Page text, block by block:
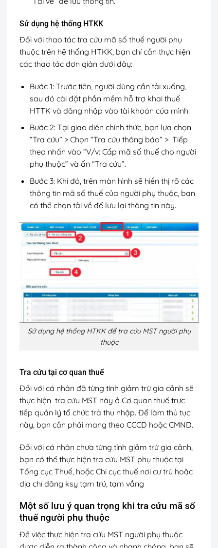
Sử dụng hệ thống HTKK
Đối với thao tác tra cứu mã số thuế người phụ
thuộc trên hệ thống HTKK, bạn chỉ cần thực hiện
các thao tác đơn giản dưới đây:
Bước 1: Trước tiên, người dùng cần tải xuống,
sau đó cài đặt phần mềm hỗ trợ khai thuế
HTTK và đăng nhập vào tài khoản của mình.
Bước 2: Tại giao diện chính thức, bạn lựa chọn
“Tra cứu” > Chọn “Tra cứu thông báo” > Tiếp
theo nhấn vào “V/v: Cấp mã số thuế cho người
phụ thuộc” và ấn “Tra cứu”.
Bước 3: Khi đó, trên màn hình sẽ hiển thị rõ các
thông tin mã số thuế của người phụ thuộc, bạn
có thể chọn tải về để lưu lại thông tin này.
Sử dụng hệ thống HTKK để tra cứu MST người phụ
thuộc
Tra cứu tại cơ quan thuế
Đối với cá nhân đã từng tính giảm trừ gia cảnh sẽ
thực hiện tra cứu MST này ở Cơ quan thuế trực
tiếp quản lý tổ chức trả thu nhập. Để làm thủ tục
này, bạn cần phải mang theo CCCD hoặc CMND.
Đối với cá nhân chưa từng tính giảm trừ gia cảnh,
bạn có thể thực hiện tra cứu MST phụ thuộc tại
Tổng cục Thuế, hoặc Chi cục thuế nơi cư trú hoặc
địa chỉ đăng ksy tạm trú, tạm vắng
Một số lưu ý quan trọng khi tra cứu mã số
thuế người phụ thuộc
Để việc thực hiện tra cứu MST người phụ thuộc